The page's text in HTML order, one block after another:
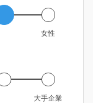
女性
大手企業